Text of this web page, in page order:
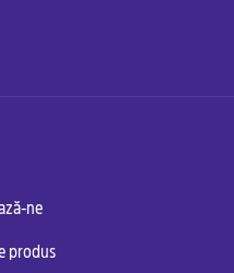
ne
produs